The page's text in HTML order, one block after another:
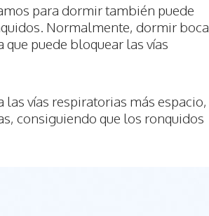
para dormir también puede
Normalmente, dormir boca
puede bloquear las vías
vías respiratorias más espacio,
consiguiendo que los ronquidos